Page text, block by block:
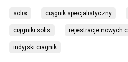
solis ciągnik specjalistyczny
ciągniki solis rejestracje nowych
indyjski ciagnik